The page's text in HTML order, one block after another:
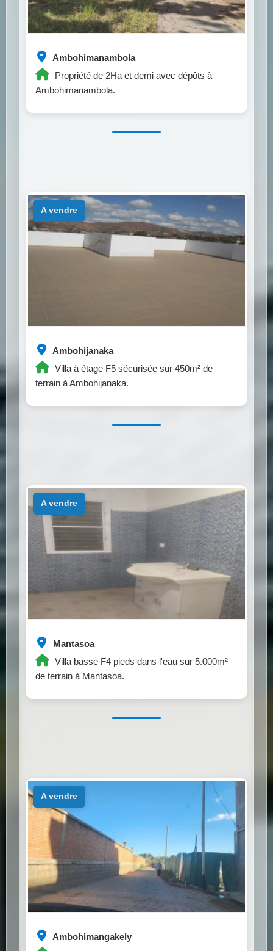
Ambohimanambola
Propriété de 2Ha et demi avec dépôts à
Ambohimanambola.
Ambohijanaka
Villa à étage F5 sécurisée sur 450m² de
terrain à Ambohijanaka.
a vendre
Mantasoa
Villa basse F4 pieds dans l'eau sur 5.000m²
de terrain à Mantasoa.
a vendre
Ambohimangakely
a vendre